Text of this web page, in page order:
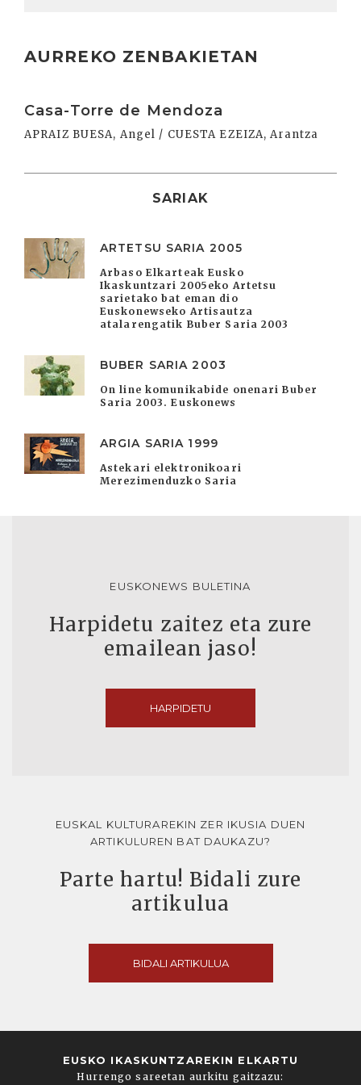
AURREKO ZENBAKIETAN
Casa-Torre de Mendoza
APRAIZ BUESA, Angel / CUESTA EZEIZA, Arantza
SARIAK
ARTETSU SARIA 2005
Arbaso Elkarteak Eusko
Ikaskuntzari 2005eko Artetsu
sarietako bat eman dio
Euskonewseko Artisautza
atalarengatik Buber Saria 2003
BUBER SARIA 2003
On line komunikabide onenari Buber
Saria 2003. Euskonews
ARGIA SARIA 1999
Astekari elektronikoari
Merezimenduzko Saria
EUSKONEWS BULETINA
Harpidetu zaitez eta zure
emailean jaso!
HARPIDETU
EUSKAL KULTURAREKIN ZER IKUSIA DUEN
ARTIKULUREN BAT DAUKAZU?
Parte hartu! Bidali zure
artikulua
BIDALI ARTIKULUA
EUSKO IKASKUNTZAREKIN ELKARTU
Hurrengo sareetan aurkitu gaitzazu: